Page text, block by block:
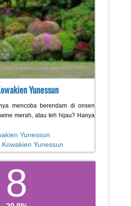
Yunessun
mencoba berendam di onsen
merah, atau teh hijau? Hanya
Yunessun
Yunessun
8